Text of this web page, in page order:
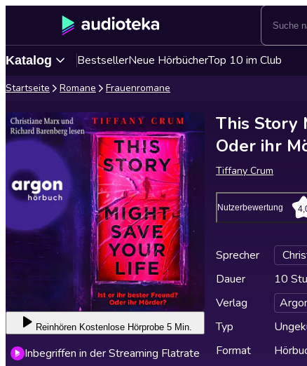
Katalog BestsellerNeue HörbücherTop 10 im Club
Startseite Romane Frauenromane
Reinhören Kostenlose Hörprobe 5 Min.
Inbegriffen in der Streaming Flatrate
This Story
Oder ihr
Tiffany Crum
Nutzerbewertung
Sprecher
Dauer
10
Verlag
Typ
Format